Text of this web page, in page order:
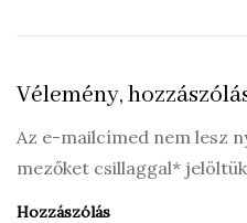
Vélemény,
Az e-mailcímed nem lesz
mezőket csillaggal* jelöltük
Hozzászólás